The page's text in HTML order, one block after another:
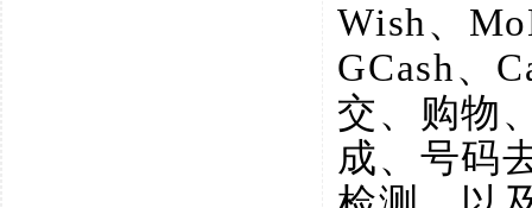
Wish、
GCash、
交、购物
成、号码